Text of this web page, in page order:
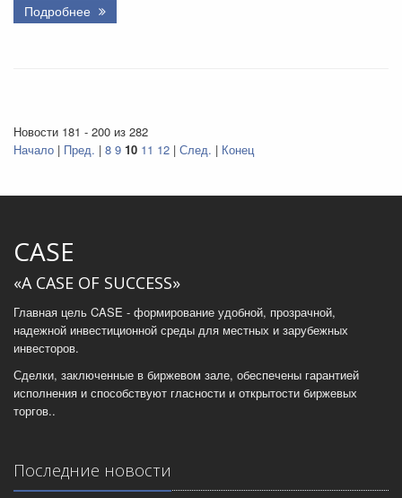
Подробнее
Новости 181 - 200 из 282
Начало | Пред. | 8 9 10 11 12 | След. | Конец
CASE
«A CASE OF SUCCESS»
Главная цель CASE - формирование удобной, прозрачной,
надежной инвестиционной среды для местных и зарубежных
инвесторов.
Сделки, заключенные в биржевом зале, обеспечены гарантией
исполнения и способствуют гласности и открытости биржевых
торгов..
Последние новости